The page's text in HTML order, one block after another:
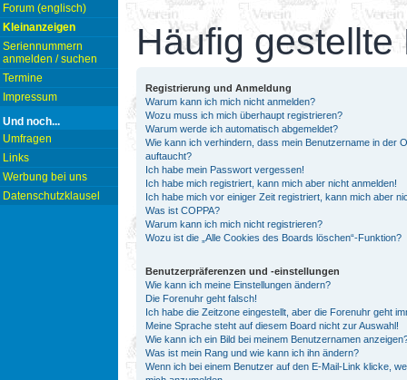
Forum (englisch)
Kleinanzeigen
Seriennummern
anmelden / suchen
Termine
Impressum
Und noch...
Umfragen
Links
Werbung bei uns
Datenschutzklausel
Häufig gestellte
Registrierung und Anmeldung
Warum kann ich mich nicht anmelden?
Wozu muss ich mich überhaupt registrieren?
Warum werde ich automatisch abgemeldet?
Wie kann ich verhindern, dass mein Benutzername in der
auftaucht?
Ich habe mein Passwort vergessen!
Ich habe mich registriert, kann mich aber nicht anmelden!
Ich habe mich vor einiger Zeit registriert, kann mich aber
Was ist COPPA?
Warum kann ich mich nicht registrieren?
Wozu ist die „Alle Cookies des Boards löschen“-Funktion?
Benutzerpräferenzen und -einstellungen
Wie kann ich meine Einstellungen ändern?
Die Forenuhr geht falsch!
Ich habe die Zeitzone eingestellt, aber die Forenuhr geht
Meine Sprache steht auf diesem Board nicht zur Auswahl!
Wie kann ich ein Bild bei meinem Benutzernamen
Was ist mein Rang und wie kann ich ihn ändern?
Wenn ich bei einem Benutzer auf den E-Mail-Link klicke,